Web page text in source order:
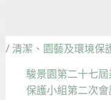
/清潔、園藝及環境保
駿景園第二十七
保護小組第二次